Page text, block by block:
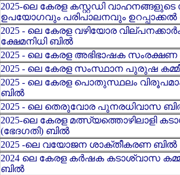
2025-ലെ കേരള കസ്റ്റഡി
ഉപയോഗവും പരിപാലനവും
2025 - ലെ കേരള വഴിയോര
ക്ഷേമനിധി ബിൽ
2025 - ലെ കേരള അഭിഭാഷക
2025 - ലെ കേരള സംസ്ഥാന പുരുഷ
2025 - ലെ കേരള പൊതുസ്ഥലം
ബിൽ
2025 - ലെ തെരുവോര പുനരധിവാസ
2025-ലെ കേരള മത്സ്യത്തൊഴിലാളി
(ഭേദ​ഗതി) ബിൽ
2025 -ലെ വയോജന ശാക്തീകരണ ബിൽ
2024 ലെ കേരള കർഷക കടാശ്വാസ
ബിൽ